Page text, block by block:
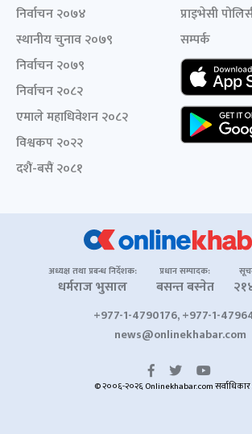
निर्वाचन २०७४
स्थानीय चुनाव २०७९
निर्वाचन २०७९
निर्वाचन २०८२
एमाले महाधिवेशन २०८२
विश्वकप २०२२
दशैं-बसैं २०८१
प्राइभेसी
सम्पर्क
अध्यक्ष तथा प्रबन्ध निर्देशक:
धर्मराज भुसाल
प्रधान सम्पादक:
बसन्त बस्नेत
+977-1-4790176, +977-1-
news@onlinekhabar.com
© २००६-२०२६ Onlinekhabar.com सर्वाधिकार